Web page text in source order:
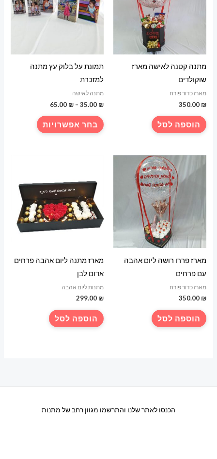
מתנה קטנה לאישה מארז
שוקולדים
מארז כדור פורח
350.00 ₪
הוספה לסל
תמונת על בלוק עץ מתנה
למזכרת
מתנה לאישה
35.00 ₪
–
65.00 ₪
עד
בחר אפשרויות
ניתן
לבחור
את
האפשרויות
מארז פררו רושה ליום אהבה
עם פרחים
מארז כדור פורח
350.00 ₪
הוספה לסל
מארז מתנה ליום אהבה פרחים
אדום לבן
מתנות ליום אהבה
299.00 ₪
הוספה לסל
הכנסו לאתר שלנו והתרשמו מגוון רחב של מתנות